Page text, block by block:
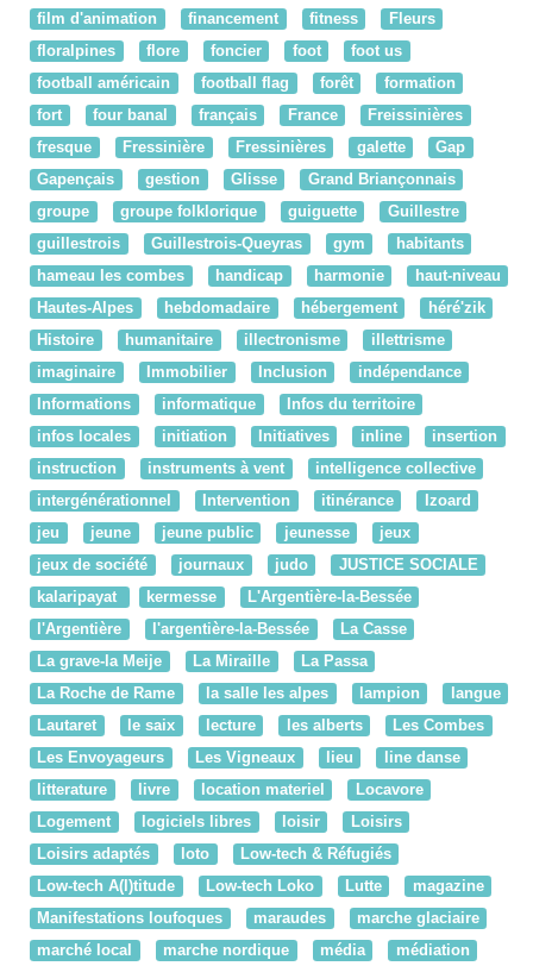
film d'animation financement fitness
Fleurs
floralpines
flore foncier foot
foot us
football américain
football flag forêt
formation
fort
four banal français France
Freissinières
fresque
Fressinière Fressinières galette
Gap
Gapençais
gestion Glisse
Grand Briançonnais
groupe
groupe folklorique guiguette
Guillestre
guillestrois
Guillestrois-Queyras gym
habitants
hameau les combes
handicap harmonie
haut-niveau
Hautes-Alpes
hebdomadaire hébergement
héré'zik
Histoire
humanitaire illectronisme
illettrisme
imaginaire
Immobilier Inclusion
indépendance
Informations
informatique
Infos du territoire
infos locales
initiation Initiatives inline
insertion
instruction
instruments à vent
intelligence collective
intergénérationnel
Intervention itinérance
Izoard
jeu
jeune jeune public jeunesse
jeux
jeux de société
journaux judo
JUSTICE SOCIALE
kalaripayat
kermesse
L'Argentière-la-Bessée
l'Argentière
l'argentière-la-Bessée
La Casse
La grave-la Meije
La Miraille
La Passa
La Roche de Rame
la salle les alpes lampion
langue
Lautaret
le saix lecture les alberts
Les Combes
Les Envoyageurs
Les Vigneaux lieu
line danse
litterature
livre location materiel
Locavore
Logement
logiciels libres loisir
Loisirs
Loisirs adaptés
loto
Low-tech & Réfugiés
Low-tech A(l)titude
Low-tech Loko Lutte
magazine
Manifestations loufoques
maraudes
marche glaciaire
marché local
marche nordique média
médiation